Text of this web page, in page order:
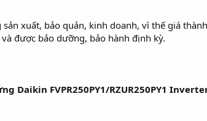
xuất, bảo quản, kinh doanh, vì thế giá
được bảo dưỡng, bảo hành định kỳ.
Daikin FVPR250PY1/RZUR250PY1